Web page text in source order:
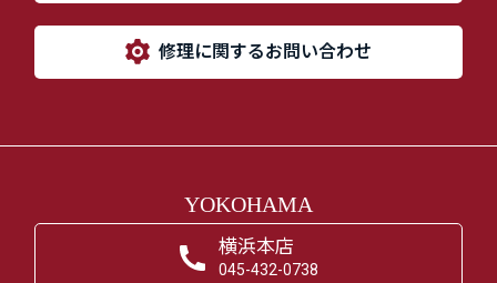
修理に関するお問い合わせ
YOKOHAMA
横浜本店
045-432-0738